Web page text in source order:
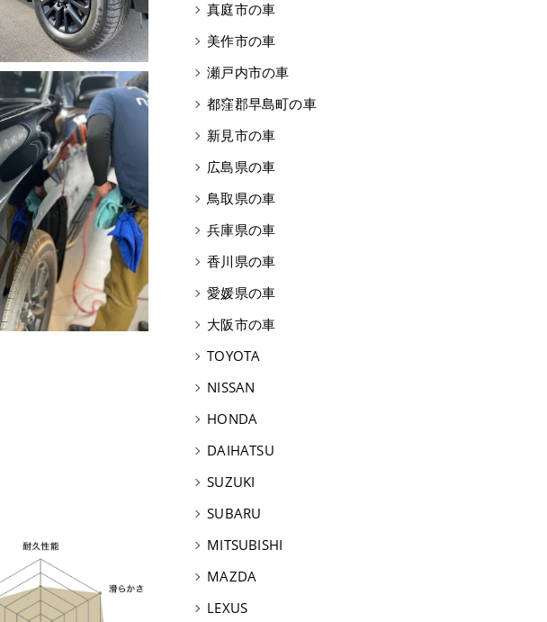
真庭市の車
美作市の車
瀬戸内市の車
都窪郡早島町の車
新見市の車
広島県の車
鳥取県の車
兵庫県の車
香川県の車
愛媛県の車
大阪市の車
TOYOTA
NISSAN
HONDA
DAIHATSU
SUZUKI
SUBARU
MITSUBISHI
MAZDA
LEXUS